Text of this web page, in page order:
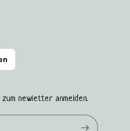
newletter anmelden.